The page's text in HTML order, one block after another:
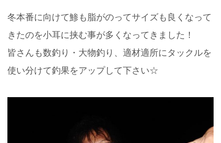
冬本番に向けて鯵も脂がのってサイズも良くなって
きたのを小耳に挟む事が多くなってきました！
皆さんも数釣り・大物釣り、適材適所にタックルを
使い分けて釣果をアップして下さい☆